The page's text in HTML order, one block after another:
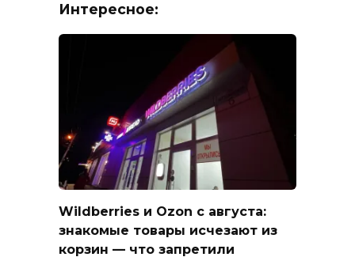
Интересное:
Wildberries и Ozon с августа:
знакомые товары исчезают из
корзин — что запретили